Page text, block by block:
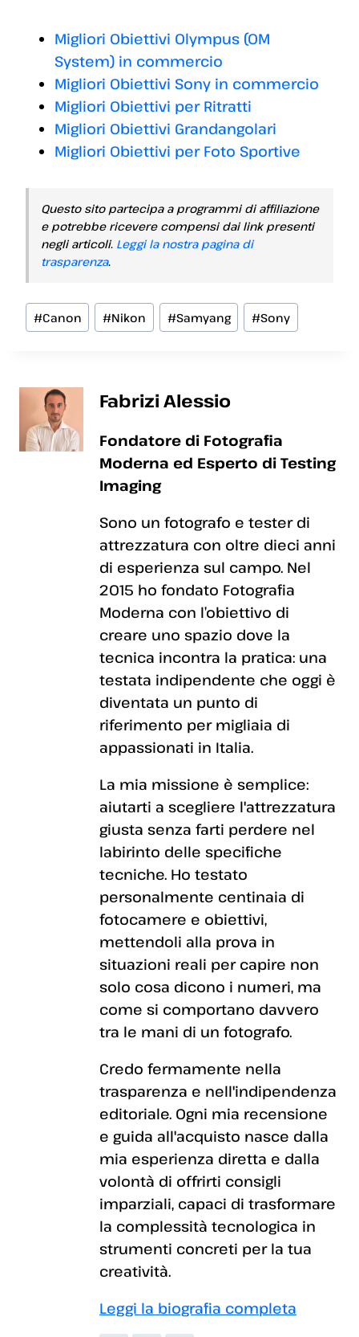
Migliori Obiettivi Olympus (OM
System) in commercio
Migliori Obiettivi Sony in commercio
Migliori Obiettivi per Ritratti
Migliori Obiettivi Grandangolari
Migliori Obiettivi per Foto Sportive
Questo sito partecipa a programmi di affiliazione
e potrebbe ricevere compensi dai link presenti
negli articoli. Leggi la nostra pagina di
trasparenza.
Tag
articolo:
#Canon #Nikon #Samyang #Sony
Fabrizi Alessio
Fondatore di Fotografia
Moderna ed Esperto di Testing
Imaging
Sono un fotografo e tester di
attrezzatura con oltre dieci anni
di esperienza sul campo. Nel
2015 ho fondato Fotografia
Moderna con l’obiettivo di
creare uno spazio dove la
tecnica incontra la pratica: una
testata indipendente che oggi è
diventata un punto di
riferimento per migliaia di
appassionati in Italia.
La mia missione è semplice:
aiutarti a scegliere l'attrezzatura
giusta senza farti perdere nel
labirinto delle specifiche
tecniche. Ho testato
personalmente centinaia di
fotocamere e obiettivi,
mettendoli alla prova in
situazioni reali per capire non
solo cosa dicono i numeri, ma
come si comportano davvero
tra le mani di un fotografo.
Credo fermamente nella
trasparenza e nell'indipendenza
editoriale. Ogni mia recensione
e guida all'acquisto nasce dalla
mia esperienza diretta e dalla
volontà di offrirti consigli
imparziali, capaci di trasformare
la complessità tecnologica in
strumenti concreti per la tua
creatività.
Leggi la biografia completa